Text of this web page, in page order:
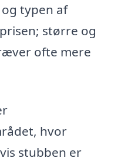
typen af
større og
ofte mere
hvor
stubben er